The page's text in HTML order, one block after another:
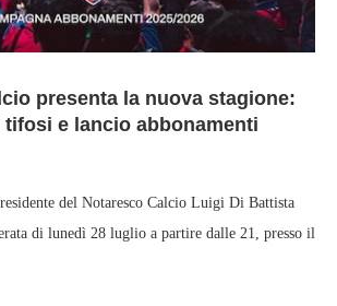
presenta la nuova stagione:
e lancio abbonamenti
del Notaresco Calcio Luigi Di Battista
di lunedì 28 luglio a partire dalle 21, presso il